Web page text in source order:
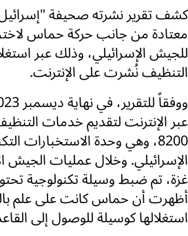
كشف تقرير نشرته صحيفة
للجيش الإسرائيلي، وذلك عبر
التنظيف نُشرت على الإنترنت.
عبر الإنترنت لتقديم خدمات
8200، وهي وحدة الاستخبارات
الإسرائيلي. وخلال عمليات الجيش
غزة، تم ضبط وسيلة تكنولوجية
أظهرت أن حماس كانت على علم
استغلالها كوسيلة للوصول إلى